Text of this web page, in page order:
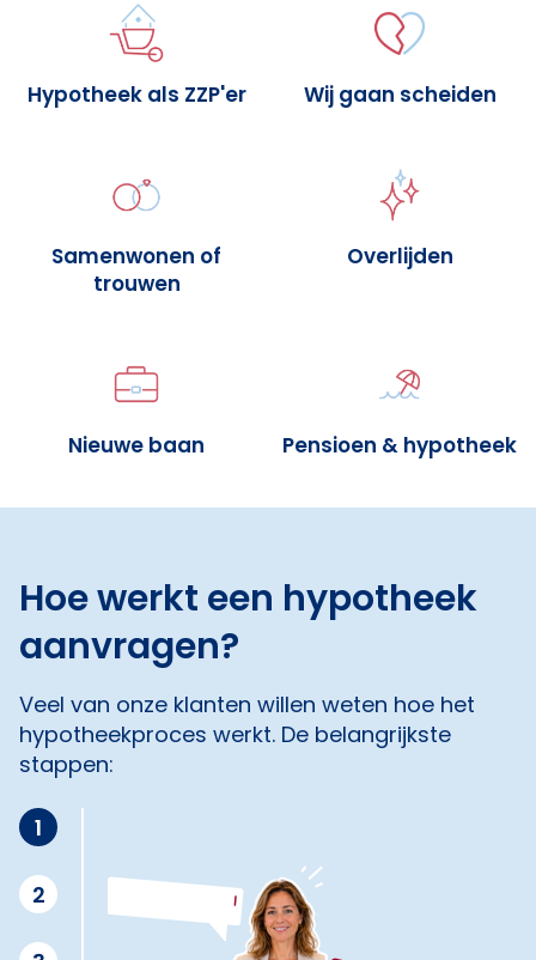
Hypotheek als ZZP'er Wij gaan scheiden
Samenwonen of
trouwen
Overlijden
Nieuwe baan Pensioen & hypotheek
Hoe werkt een hypotheek
aanvragen?
Veel van onze klanten willen weten hoe het
hypotheekproces werkt. De belangrijkste
stappen:
1
2